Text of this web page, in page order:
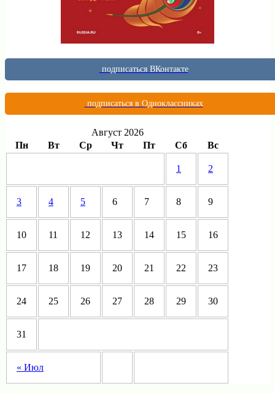
подписаться ВКонтакте
подписаться в Одноклассниках
Август 2026
Пн
Вт Ср Чт Пт Сб Вс
« Июл
1 2
3 4 5 6 7 8 9
10 11 12 13 14 15 16
17 18 19 20 21 22 23
24 25 26 27 28 29 30
31